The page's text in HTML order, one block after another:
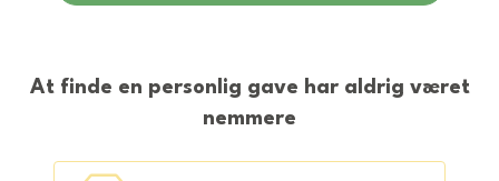
At finde en personlig gave har aldrig været
nemmere